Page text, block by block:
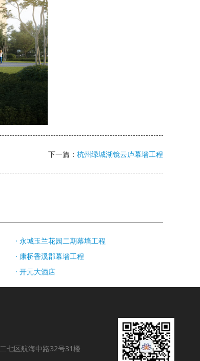
下一篇： 杭州绿城湖镜云庐幕墙工程
· 永城玉兰花园二期幕墙工程
· 康桥香溪郡幕墙工程
· 开元大酒店
七区航海中路32号31楼